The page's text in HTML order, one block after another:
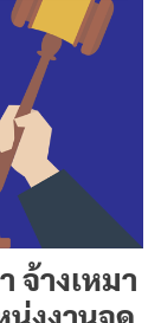
จ้างเหมา
น่งงานจด